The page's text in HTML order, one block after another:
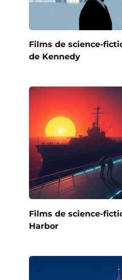
Films de science-
de Kennedy
Films de science-
Harbor